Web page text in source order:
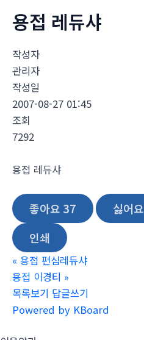
용접 레듀샤
작성자
관리자
작성일
2007-08-27 01:45
조회
7292
용접 레듀샤
좋아요 37 싫어요
인쇄
« 용접 편심레듀샤
용접 이경티 »
목록보기 답글쓰기
Powered by KBoard